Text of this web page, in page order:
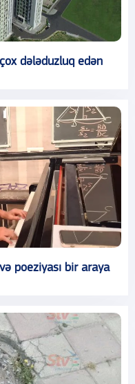
dələduzluq edən
poeziyası bir araya